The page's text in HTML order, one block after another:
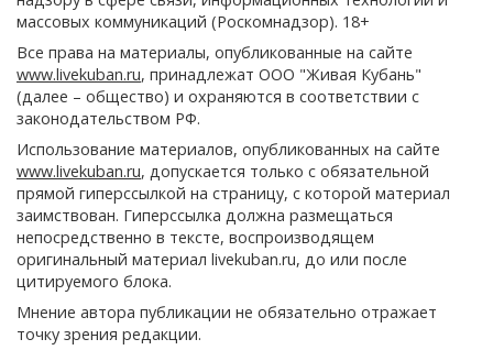
массовых коммуникаций (Роскомнадзор). 18+
Все права на материалы, опубликованные на сайте
www.livekuban.ru, принадлежат ООО "Живая Кубань"
(далее – общество) и охраняются в соответствии с
законодательством РФ.
Использование материалов, опубликованных на сайте
www.livekuban.ru, допускается только с обязательной
прямой гиперссылкой на страницу, с которой материал
заимствован. Гиперссылка должна размещаться
непосредственно в тексте, воспроизводящем
оригинальный материал livekuban.ru, до или после
цитируемого блока.
Мнение автора публикации не обязательно отражает
точку зрения редакции.